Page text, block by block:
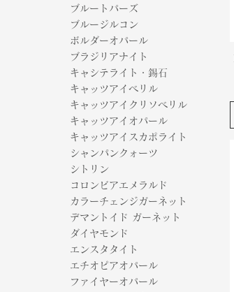
ブルートパーズ
ブルージルコン
ボルダーオパール
ブラジリアナイト
キャシテライト・錫石
キャッツアイベリル
キャッツアイクリソベリル
キャッツアイオパール
キャッツアイスカポライト
シャンパンクォーツ
シトリン
コロンビアエメラルド
カラーチェンジガーネット
デマントイド ガーネット
ダイヤモンド
エンスタタイト
エチオピアオパール
ファイヤーオパール